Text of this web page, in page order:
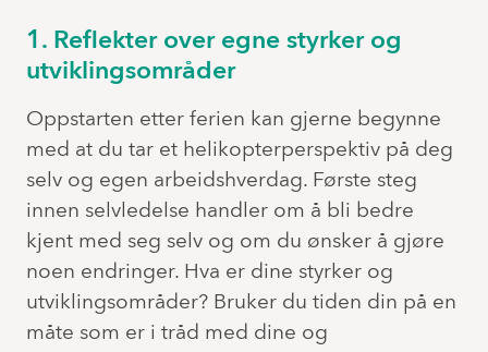
1. Reflekter over egne styrker og
utviklingsområder
Oppstarten etter ferien kan gjerne begynne
med at du tar et helikopterperspektiv på deg
selv og egen arbeidshverdag. Første steg
innen selvledelse handler om å bli bedre
kjent med seg selv og om du ønsker å gjøre
noen endringer. Hva er dine styrker og
utviklingsområder? Bruker du tiden din på en
måte som er i tråd med dine og